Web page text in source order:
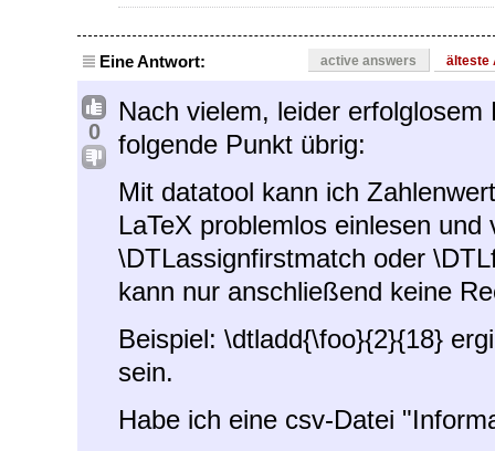
Eine Antwort: active answers älteste
0
Nach vielem, leider
folgende Punkt übrig:
Mit datatool kann ich
LaTeX problemlos einlesen
\DTLassignfirstmatch oder
kann nur anschließend keine
Beispiel: \dtladd{\foo}{2}{18}
sein.
Habe ich eine csv-Datei